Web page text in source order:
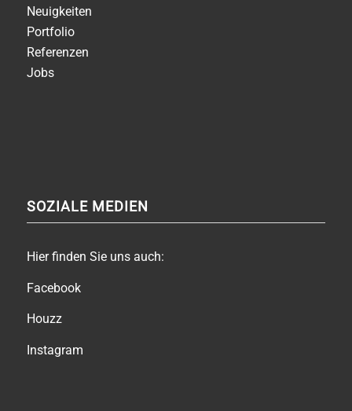
Neuigkeiten
Portfolio
Referenzen
Jobs
SOZIALE MEDIEN
Hier finden Sie uns auch:
Facebook
Houzz
Instagram